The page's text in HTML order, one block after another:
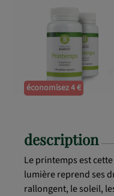
économisez 4 €
description
Le printemps est
lumière reprend ses
rallongent, le soleil,